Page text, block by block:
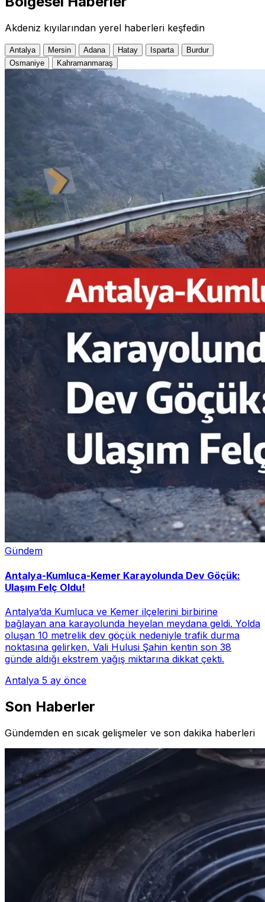
Akdeniz kıyılarından yerel haberleri keşfedin
Antalya Mersin Adana Hatay Isparta
Burdur
Osmaniye
Kahramanmaraş
Gündem
Antalya-Kumluca-Kemer Karayolunda Dev Göçük:
Ulaşım Felç Oldu!
Antalya’da Kumluca ve Kemer ilçelerini birbirine
bağlayan ana karayolunda heyelan meydana geldi. Yolda
oluşan 10 metrelik dev göçük nedeniyle trafik durma
noktasına gelirken, Vali Hulusi Şahin kentin son 38
günde aldığı ekstrem yağış miktarına dikkat çekti.
Antalya 5 ay önce
Son Haberler
Gündemden en sıcak gelişmeler ve son dakika haberleri